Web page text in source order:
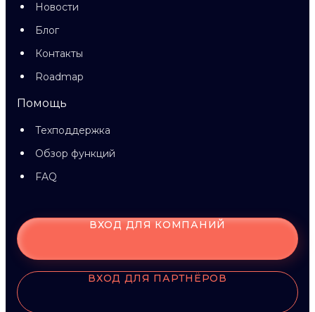
Новости
Блог
Контакты
Roadmap
Помощь
Техподдержка
Обзор функций
FAQ
ВХОД ДЛЯ КОМПАНИЙ
ВХОД ДЛЯ ПАРТНЁРОВ